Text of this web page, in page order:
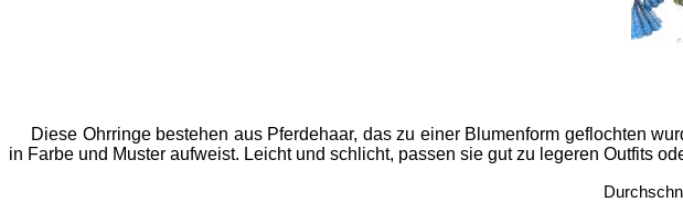
Diese Ohrringe bestehen aus Pferdehaar, das zu einer Blumenform geflochten
in Farbe und Muster aufweist. Leicht und schlicht, passen sie gut zu legeren Outfits